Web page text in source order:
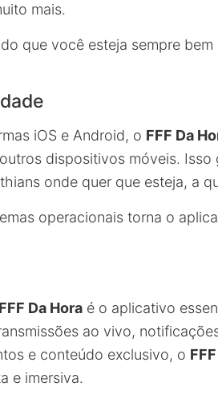
mais.
que você esteja sempre
iOS e Android, o FFF Da
dispositivos móveis. Isso
onde quer que esteja, a
operacionais torna o
FFF Da Hora é o aplicativo
ao vivo,
e conteúdo exclusivo, o
e imersiva.